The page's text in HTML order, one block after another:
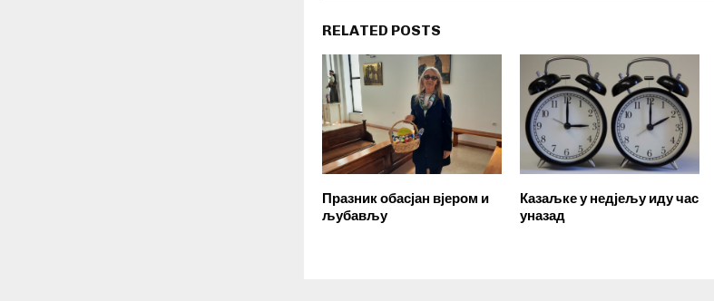
RELATED POSTS
Празник обасјан вјером и
љубављу
Казаљке у недјељу иду час
уназад